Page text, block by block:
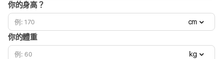
你的身高？
cm
你的體重
kg